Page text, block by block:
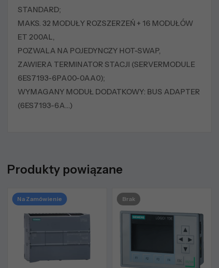
STANDARD;
MAKS. 32 MODUŁY ROZSZERZEŃ + 16 MODUŁÓW
ET 200AL,
POZWALA NA POJEDYNCZY HOT-SWAP,
ZAWIERA TERMINATOR STACJI (SERVERMODULE
6ES7193-6PA00-0AA0);
WYMAGANY MODUŁ DODATKOWY: BUS ADAPTER
(6ES7193-6A…)
Produkty powiązane
Na Zamówienie Brak